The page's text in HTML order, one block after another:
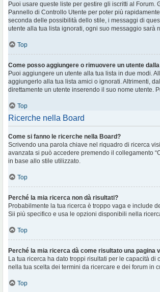
Puoi usare queste liste per gestire gli iscritti al
Pannello di Controllo Utente per poter più
seconda delle possibilità dello stile, i messaggi di
utente alla tua lista ignorati, ogni suo messaggio sarà
Top
Come posso aggiungere o rimuovere un utente
Puoi aggiungere un utente alla tua lista in due modi.
aggiungerlo alla tua lista amici o ignorati. Altrimenti,
direttamente un utente inserendo il suo nome utente.
Top
Ricerche nella Board
Come si fanno le ricerche nella Board?
Scrivendo una parola chiave nel riquadro di ricerca
avanzata si può accedere premendo il collegamento
in base allo stile utilizzato.
Top
Perché la mia ricerca non dà risultati?
Probabilmente la tua ricerca è troppo vaga e include
Sii più specifico e usa le opzioni disponibili nella
Top
Perché la mia ricerca dà come risultato una pagina
La tua ricerca ha dato troppi risultati per le capacità
nella tua scelta dei termini da ricercare e dei forum in
Top